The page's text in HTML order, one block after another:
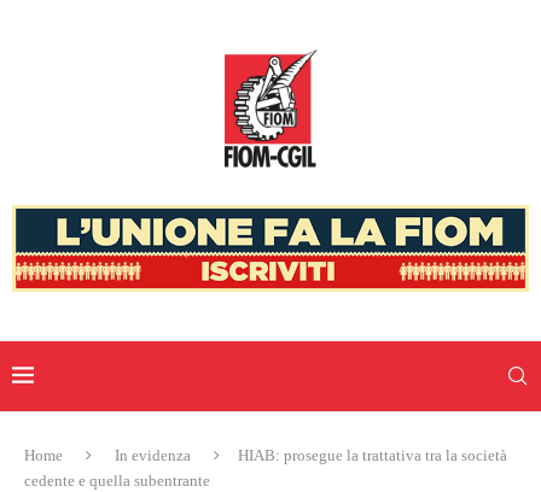
Home In evidenza
HIAB: prosegue la trattativa tra la società
cedente e quella subentrante